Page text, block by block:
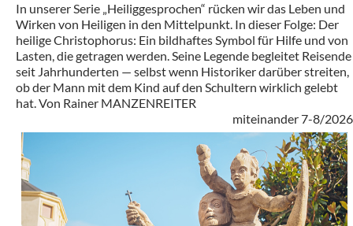
In unserer Serie „Heiliggesprochen“ rücken wir das Leben und
Wirken von Heiligen in den Mittelpunkt. In dieser Folge: Der
heilige Christophorus: Ein bildhaftes Symbol für Hilfe und von
Lasten, die getragen werden. Seine Legende begleitet Reisende
seit Jahrhunderten — selbst wenn Historiker darüber streiten,
ob der Mann mit dem Kind auf den Schultern wirklich gelebt
hat. Von Rainer MANZENREITER
miteinander 7-8/2026